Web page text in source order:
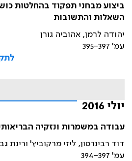
ביצוע מבחני תפקוד בהחלטות
השאלות והתשובות
יהודה לרמן, אהוביה גורן
עמ' 395-397
יולי 2016
עבודה במשמרות ונזקיה
דוד רבינרסון, ליזי מרקוביץ' ורינת
עמ' 394-397